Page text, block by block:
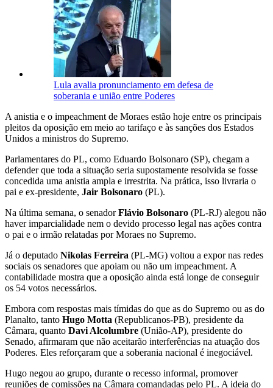
Lula avalia pronunciamento em defesa de
soberania e união entre Poderes
A anistia e o impeachment de Moraes estão hoje entre os principais
pleitos da oposição em meio ao tarifaço e às sanções dos Estados
Unidos a ministros do Supremo.
Parlamentares do PL, como Eduardo Bolsonaro (SP), chegam a
defender que toda a situação seria supostamente resolvida se fosse
concedida uma anistia ampla e irrestrita. Na prática, isso livraria o
pai e ex-presidente, Jair Bolsonaro (PL).
Na última semana, o senadorFlávio Bolsonaro (PL-RJ) alegou não
haver imparcialidade nem o devido processo legal nas ações contra
o pai e o irmão relatadas por Moraes no Supremo.
Já o deputado Nikolas Ferreira (PL-MG) voltou a expor nas redes
sociais os senadores que apoiam ou não um impeachment. A
contabilidade mostra que a oposição ainda está longe de conseguir
os 54 votos necessários.
Embora com respostas mais tímidas do que as do Supremo ou as do
Planalto, tanto Hugo Motta (Republicanos-PB), presidente da
Câmara, quanto Davi Alcolumbre (União-AP), presidente do
Senado, afirmaram que não aceitarão interferências na atuação dos
Poderes. Eles reforçaram que a soberania nacional é inegociável.
Hugo negou ao grupo, durante o recesso informal, promover
reuniões de comissões na Câmara comandadas pelo PL. A ideia do